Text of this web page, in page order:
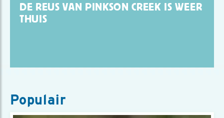
DE REUS VAN PINKSON CREEK IS WEER
THUIS
Populair